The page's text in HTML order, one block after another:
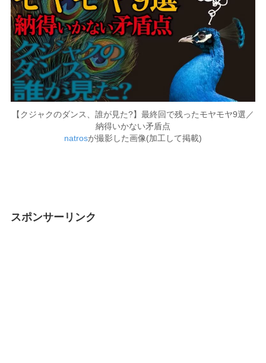
【クジャクのダンス、誰が見た?】最終回で残ったモヤモヤ9選／
納得いかない矛盾点
natrosが撮影した画像(加工して掲載)
スポンサーリンク